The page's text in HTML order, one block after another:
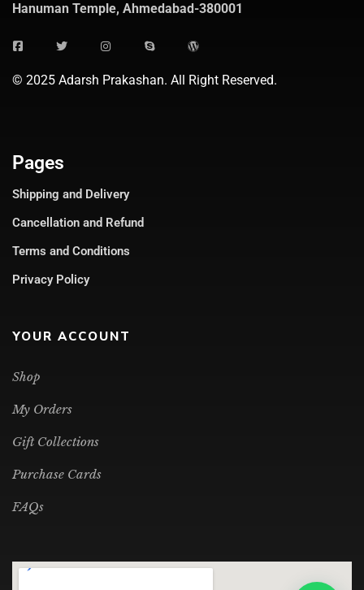
Hanuman Temple, Ahmedabad-380001
© 2025 Adarsh Prakashan. All Right Reserved.
Pages
Shipping and Delivery
Cancellation and Refund
Terms and Conditions
Privacy Policy
YOUR ACCOUNT
Shop
My Orders
Gift Collections
Purchase Cards
FAQs